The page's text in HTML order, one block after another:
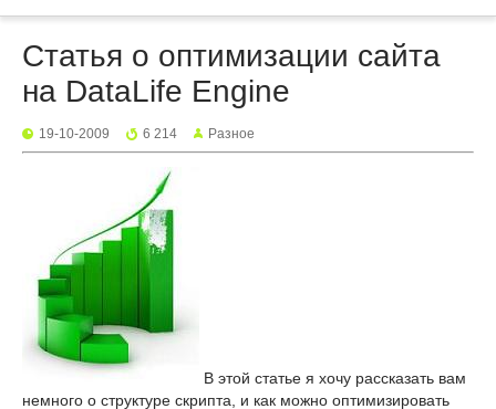
Статья о оптимизации сайта
на DataLife Engine
19-10-2009 6 214 Разное
В этой статье я хочу рассказать вам
немного о структуре скрипта, и как можно оптимизировать